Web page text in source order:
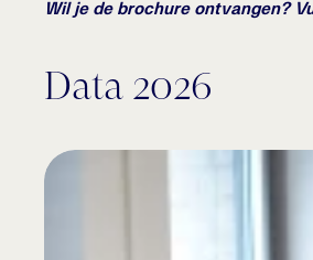
Wil je de brochure ontvangen?
Data 2026